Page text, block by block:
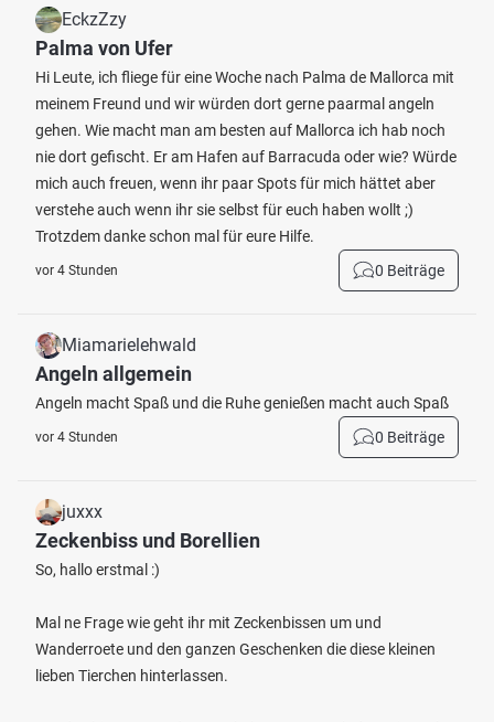
EckzZzy
Palma von Ufer
Hi Leute, ich fliege für eine Woche nach Palma de Mallorca mit
meinem Freund und wir würden dort gerne paarmal angeln
gehen. Wie macht man am besten auf Mallorca ich hab noch
nie dort gefischt. Er am Hafen auf Barracuda oder wie? Würde
mich auch freuen, wenn ihr paar Spots für mich hättet aber
verstehe auch wenn ihr sie selbst für euch haben wollt ;)
Trotzdem danke schon mal für eure Hilfe.
vor 4 Stunden 0 Beiträge
Miamarielehwald
Angeln allgemein
Angeln macht Spaß und die Ruhe genießen macht auch Spaß
vor 4 Stunden 0 Beiträge
juxxx
Zeckenbiss und Borellien
So, hallo erstmal :)
Mal ne Frage wie geht ihr mit Zeckenbissen um und
Wanderroete und den ganzen Geschenken die diese kleinen
lieben Tierchen hinterlassen.